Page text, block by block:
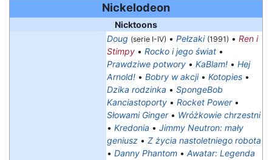
Nickelodeon
Nicktoons
Doug (serie I-IV) • Pełzaki (1991) • Ren i
Stimpy • Rocko i jego świat •
Prawdziwe potwory • KaBlam! • Hej
Arnold! • Bobry w akcji• Kotopies •
Dzika rodzinka • SpongeBob
Kanciastoporty • Rocket Power•
Słowami Ginger• Wróżkowie chrzestni
• Kredonia • Jimmy Neutron: mały
geniusz • Z życia nastoletniego robota
• Danny Phantom • Awatar: Legenda